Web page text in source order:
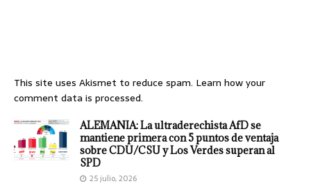
This site uses Akismet to reduce spam. Learn how your
comment data is processed.
ALEMANIA: La ultraderechista AfD se
mantiene primera con 5 puntos de ventaja
sobre CDU/CSU y Los Verdes superan al
SPD
25 julio, 2026